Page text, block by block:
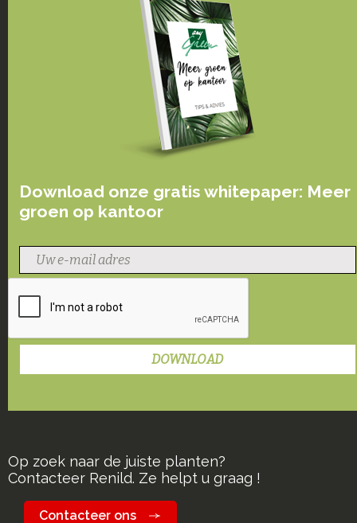
Download onze gratis whitepaper: Meer
groen op kantoor
Op zoek naar de juiste planten?
Contacteer Renild. Ze helpt u graag !
Contacteer ons